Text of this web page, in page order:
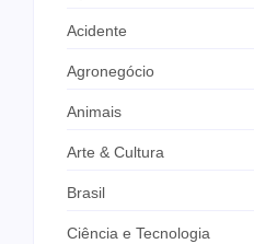
Acidente
Agronegócio
Animais
Arte & Cultura
Brasil
Ciência e Tecnologia